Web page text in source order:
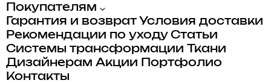
Покупателям
Гарантия и возврат Условия доставки
Рекомендации по уходу Статьи
Системы трансформации
Ткани
Дизайнерам Акции
Портфолио
Контакты